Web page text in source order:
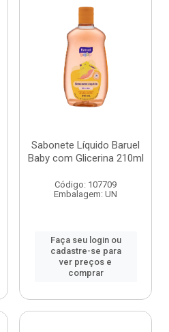
Sabonete Líquido Baruel
Baby com Glicerina 210ml
Código: 107709
Embalagem: UN
Faça seu login ou
cadastre-se para
ver preços e
comprar